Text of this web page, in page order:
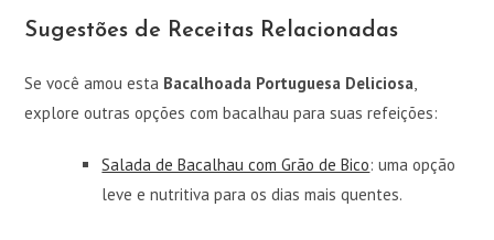
Sugestões de Receitas Relacionadas
Se você amou esta Bacalhoada Portuguesa Deliciosa,
explore outras opções com bacalhau para suas refeições:
Salada de Bacalhau com Grão de Bico: uma opção
leve e nutritiva para os dias mais quentes.